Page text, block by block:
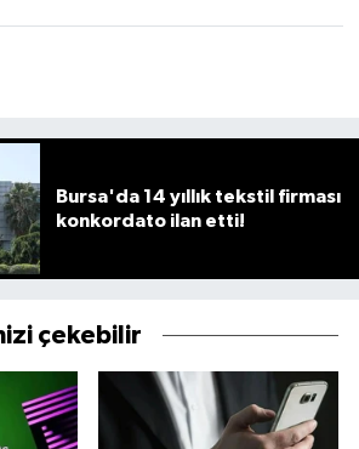
Bursa'da 14 yıllık tekstil firması
konkordato ilan etti!
çekebilir